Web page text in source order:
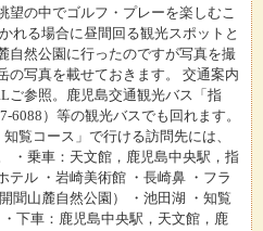
望の中でゴルフ・プレーを楽しむこ
る場合に昼間回る観光スポットと
自然公園に行ったのですが写真を撮
の写真を載せておきます。 交通案内
ご参照。鹿児島交通観光バス「指
6088）等の観光バスでも回れます。
覧コース」で行ける訪問先には、
・乗車：天文館，鹿児島中央駅，指
ル ・岩崎美術館 ・長崎鼻 ・フラ
聞山麓自然公園） ・池田湖 ・知覧
下車：鹿児島中央駅，天文館，鹿